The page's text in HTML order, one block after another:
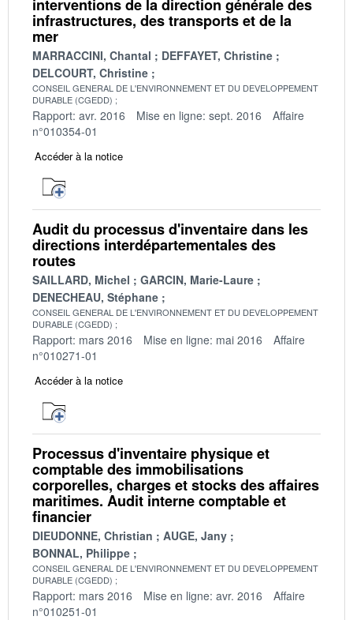
interventions de la direction générale des
infrastructures, des transports et de la
mer
MARRACCINI, Chantal
DEFFAYET, Christine
DELCOURT, Christine
CONSEIL GENERAL DE L'ENVIRONNEMENT ET DU DEVELOPPEMENT
DURABLE (CGEDD)
Rapport: avr. 2016 Mise en ligne: sept. 2016
Affaire
n°010354-01
Accéder à la notice
Audit du processus d'inventaire dans les
directions interdépartementales des
routes
SAILLARD, Michel
GARCIN, Marie-Laure
DENECHEAU, Stéphane
CONSEIL GENERAL DE L'ENVIRONNEMENT ET DU DEVELOPPEMENT
DURABLE (CGEDD)
Rapport: mars 2016 Mise en ligne: mai 2016
Affaire
n°010271-01
Accéder à la notice
Processus d'inventaire physique et
comptable des immobilisations
corporelles, charges et stocks des affaires
maritimes. Audit interne comptable et
financier
DIEUDONNE, Christian
AUGE, Jany
BONNAL, Philippe
CONSEIL GENERAL DE L'ENVIRONNEMENT ET DU DEVELOPPEMENT
DURABLE (CGEDD)
Rapport: mars 2016 Mise en ligne: avr. 2016
Affaire
n°010251-01